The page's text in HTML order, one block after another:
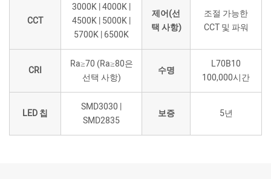
CCT
3000K | 4000K |
4500K | 5000K |
5700K | 6500K
제어(선
택 사항)
조절 가능한
CCT 및 파워
CRI
Ra≥70 (Ra≥80은
선택 사항)
수명
L70B10
100,000시간
LED 칩
SMD3030 |
SMD2835
보증 5년